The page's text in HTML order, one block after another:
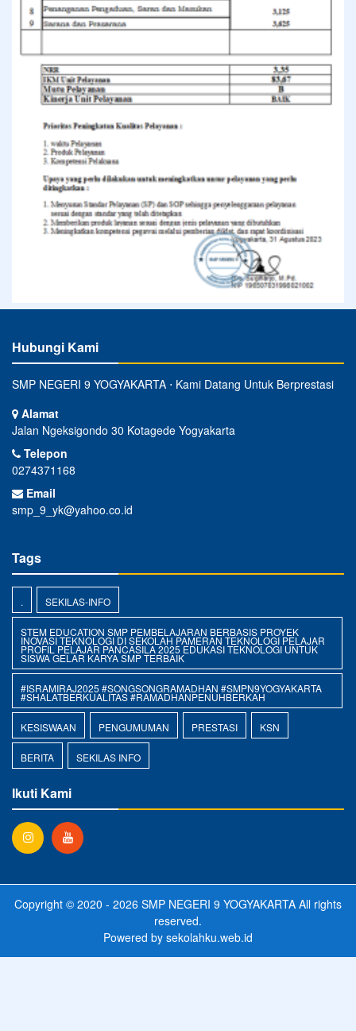
Hubungi Kami
SMP NEGERI 9 YOGYAKARTA ⋅ Kami Datang Untuk Berprestasi
Alamat
Jalan Ngeksigondo 30 Kotagede Yogyakarta
Telepon
0274371168
Email
smp_9_yk@yahoo.co.id
Tags
. SEKILAS-INFO
STEM EDUCATION SMP PEMBELAJARAN BERBASIS PROYEK
INOVASI TEKNOLOGI DI SEKOLAH PAMERAN TEKNOLOGI PELAJAR
PROFIL PELAJAR PANCASILA 2025 EDUKASI TEKNOLOGI UNTUK
SISWA GELAR KARYA SMP TERBAIK
#ISRAMIRAJ2025 #SONGSONGRAMADHAN #SMPN9YOGYAKARTA
#SHALATBERKUALITAS #RAMADHANPENUHBERKAH
KESISWAAN PENGUMUMAN PRESTASI KSN
BERITA SEKILAS INFO
Ikuti Kami
Copyright © 2020 - 2026 SMP NEGERI 9 YOGYAKARTA All rights
reserved.
Powered by sekolahku.web.id